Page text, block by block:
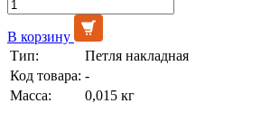
В корзину
Тип:
Петля накладная
Код товара: -
Масса:
0,015 кг